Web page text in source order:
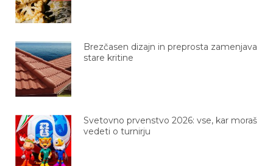
Brezčasen dizajn in preprosta zamenjava
stare kritine
Svetovno prvenstvo 2026: vse, kar moraš
vedeti o turnirju